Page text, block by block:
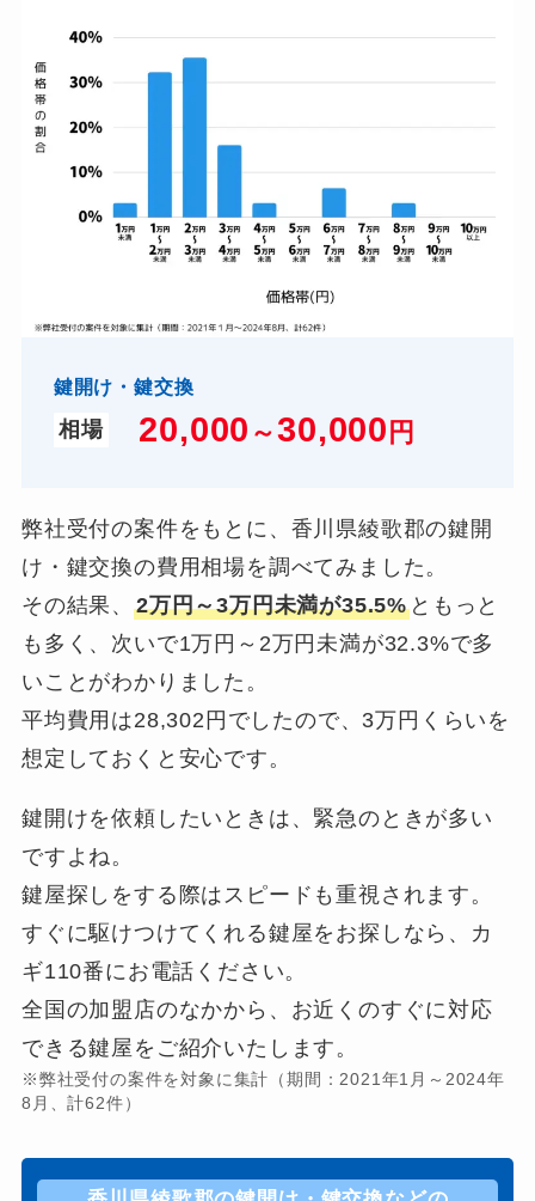
鍵開け・鍵交換
相場 20,000 ～30,000 円
弊社受付の案件をもとに、香川県綾歌郡の鍵開
け・鍵交換の費用相場を調べてみました。
その結果、 2万円～3万円未満が35.5% ともっと
も多く、次いで1万円～2万円未満が32.3%で多
いことがわかりました。
平均費用は28,302円でしたので、3万円くらいを
想定しておくと安心です。
鍵開けを依頼したいときは、緊急のときが多い
ですよね。
鍵屋探しをする際はスピードも重視されます。
すぐに駆けつけてくれる鍵屋をお探しなら、カ
ギ110番にお電話ください。
全国の加盟店のなかから、お近くのすぐに対応
できる鍵屋をご紹介いたします。
※弊社受付の案件を対象に集計（期間：2021年1月～2024年
8月、計62件）